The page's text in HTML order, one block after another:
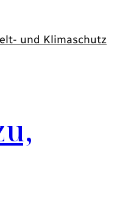
und Klimaschutz